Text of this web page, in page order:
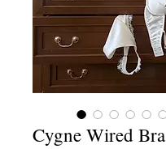
Cygne Wired Bra